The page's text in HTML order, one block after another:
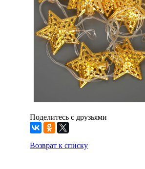
Поделитесь с друзьями
Возврат к списку